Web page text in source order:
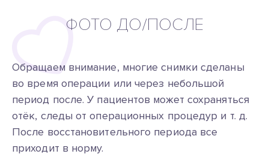
ФОТО ДО/ПОСЛЕ
Обращаем внимание, многие снимки сделаны
во время операции или через небольшой
период после. У пациентов может сохраняться
отёк, следы от операционных процедур и т. д.
После восстановительного периода все
приходит в норму.